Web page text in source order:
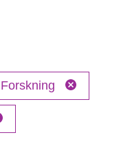
Forskning